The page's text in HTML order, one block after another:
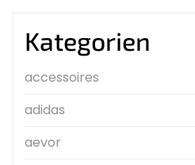
Kategorien
accessoires
adidas
aevor